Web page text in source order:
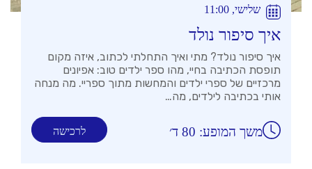
שלישי, 11:00
איך סיפור נולד
איך סיפור נולד? מתי ואיך התחלתי לכתוב, איזה מקום
תופסת הכתיבה בחיי, מהו ספר ילדים טוב: אפיונים
מרכזיים של ספרי ילדים והמחשות מתוך ספריי. מה מנחה
אותי בכתיבה לילדים, מה…
לרכישה משך המופע: 80 ד׳